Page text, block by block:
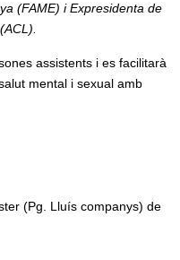
(FAME) i Expresidenta de
assistents i es facilitarà
mental i sexual amb
(Pg. Lluís companys) de